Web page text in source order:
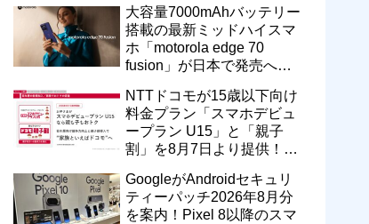
大容量7000mAhバッテリー
搭載の最新ミッドハイスマ
ホ「motorola edge 70
fusion」が日本で発売へ！
過
NTTドコモが15歳以下向け
料金プラン「スマホデビュ
ープラン U15」と「親子
割」を8月7日より提供！親
550円割引に
GoogleがAndroidセキュリ
ティーパッチ2026年8月分
を案内！Pixel 8以降のスマ